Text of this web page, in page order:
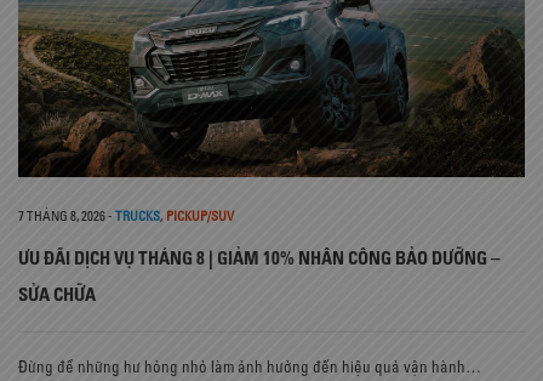
7 THÁNG 8, 2026- TRUCKS, PICKUP/SUV
ƯU ĐÃI DỊCH VỤ THÁNG 8 | GIẢM 10% NHÂN CÔNG BẢO DƯỠNG –
SỬA CHỮA
Đừng để những hư hỏng nhỏ làm ảnh hưởng đến hiệu quả vận hành…